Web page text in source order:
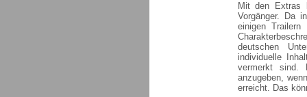
Mit den Extras
Vorgänger. Da
einigen
deutschen
individuelle
vermerkt sind.
anzugeben,
erreicht. Das